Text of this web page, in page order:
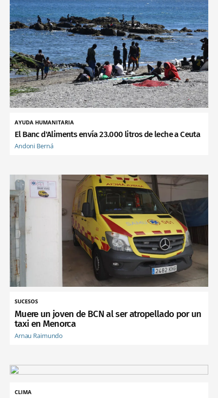
AYUDA HUMANITARIA
El Banc d'Aliments envía 23.000 litros de leche a Ceuta
Andoni Berná
SUCESOS
Muere un joven de BCN al ser atropellado por un
taxi en Menorca
Arnau Raimundo
CLIMA